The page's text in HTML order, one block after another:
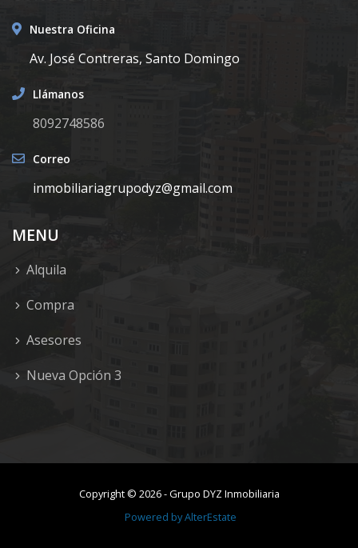
Nuestra Oficina
Av. José Contreras, Santo Domingo
Llámanos
8092748586
Correo
inmobiliariagrupodyz@gmail.com
MENU
Alquila
Compra
Asesores
Nueva Opción 3
Copyright © 2026-Grupo DYZ Inmobiliaria
Powered byAlterEstate